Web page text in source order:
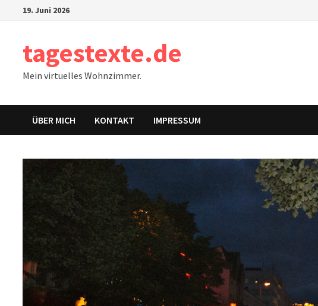
19. Juni 2026
tagestexte.de
Mein virtuelles Wohnzimmer.
ÜBER MICH KONTAKT IMPRESSUM